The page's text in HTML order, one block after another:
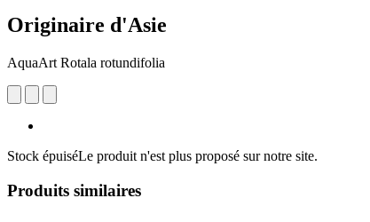
Originaire d'Asie
AquaArt Rotala rotundifolia
Stock épuiséLe produit n'est plus proposé sur notre site.
Produits similaires